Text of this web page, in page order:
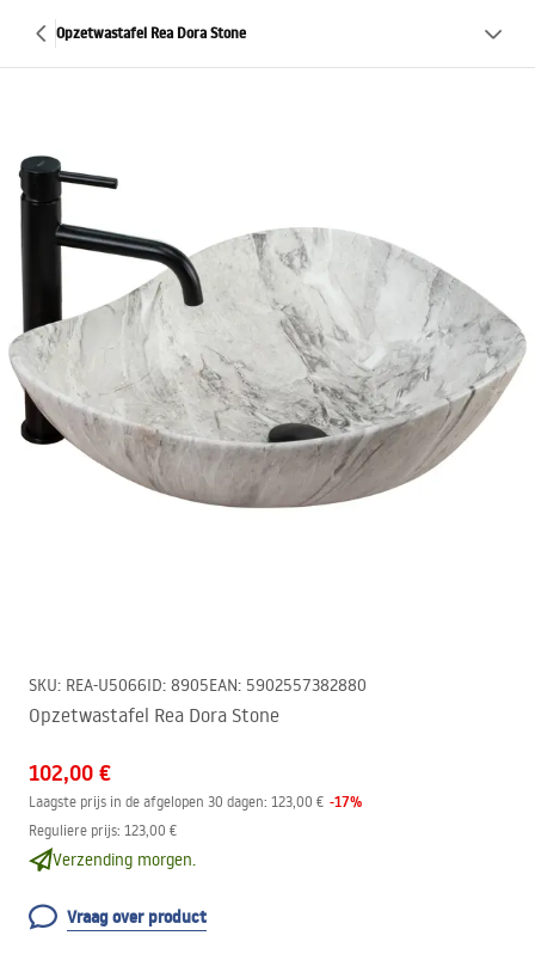
Opzetwastafel Rea Dora Stone
SKU: REA-U5066ID: 8905EAN: 5902557382880
Opzetwastafel Rea Dora Stone
102,00 €
Laagste prijs in de afgelopen 30 dagen: 123,00 € -17%
Reguliere prijs: 123,00 €
Verzending morgen.
Vraag over product